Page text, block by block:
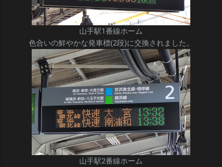
山手駅1番線ホーム
色合いの鮮やかな発車標(2段)に交換されました。
山手駅2番線ホーム